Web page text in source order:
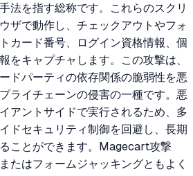
法を指す総称です。これらのスクリ
ザで動作し、チェックアウトやフォ
カード番号、ログイン資格情報、個
をキャプチャします。この攻撃は、
ドパーティの依存関係の脆弱性を悪
ライチェーンの侵害の一種です。悪
アントサイドで実行されるため、多
ドセキュリティ制御を回避し、長期
ことができます。Magecart攻撃
たはフォームジャッキングともよく